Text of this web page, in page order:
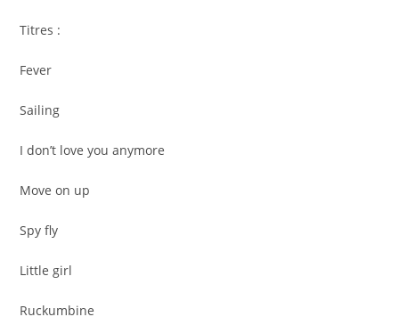
Titres :
Fever
Sailing
I don’t love you anymore
Move on up
Spy fly
Little girl
Ruckumbine